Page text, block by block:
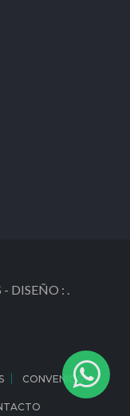
- DISEÑO : .
CONVENIOS